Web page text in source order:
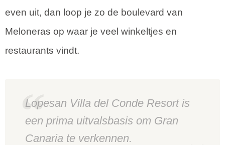
even uit, dan loop je zo de boulevard van
Meloneras op waar je veel winkeltjes en
restaurants vindt.
Lopesan Villa del Conde Resort is
een prima uitvalsbasis om Gran
Canaria te verkennen.